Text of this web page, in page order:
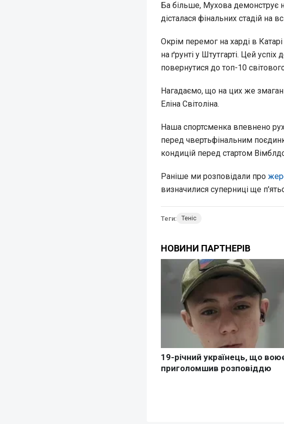
Ба більше, Мухова демонструє
дісталася фінальних стадій на
Окрім перемог на харді в
на ґрунті у Штутгарті. Цей
повернутися до топ-10
Нагадаємо, що на цих же
Еліна Світоліна.
Наша спортсменка впевнено
перед чвертьфінальним
кондицій перед стартом
Раніше ми розповідали про
визначилися суперниці ще
Теги: Теніс